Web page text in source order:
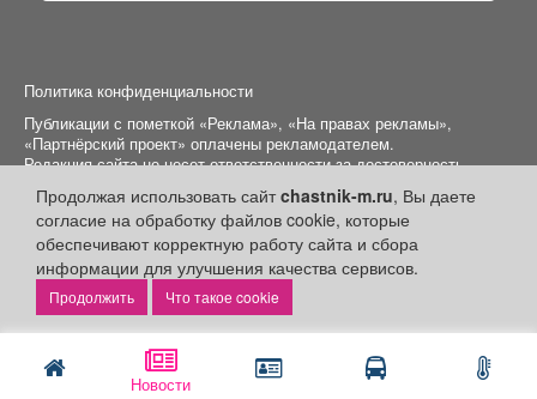
Новости
Продолжая использовать сайтchastnik-m.ru, Вы даете
согласие на обработку файлов cookie, которые
обеспечивают корректную работу сайта и сбора
информации для улучшения качества сервисов.
Что такое cookie
Политика конфиденциальности
Публикации с пометкой «Реклама», «На правах рекламы»,
«Партнёрский проект» оплачены рекламодателем.
Редакция сайта не несет ответственности за достоверность
информации, содержащейся в рекламных материалах и
объявлениях.
+16 © 2006-2026ООО "Частник-М"